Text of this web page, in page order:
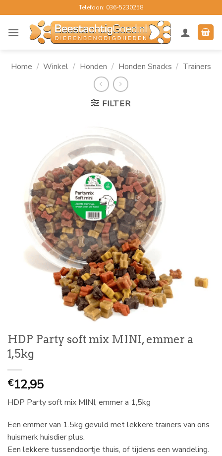
naar
inhoud
Telefoon: 036-5230258
Home / Winkel / Honden / Honden Snacks / Trainers
FILTER
HDP Party soft mix MINI, emmer a
1,5kg
€12,95
HDP Party soft mix MINI, emmer a 1,5kg
Een emmer van 1.5kg gevuld met lekkere trainers van ons
huismerk huisdier plus.
Een lekkere tussendoortje thuis, of tijdens een wandeling.